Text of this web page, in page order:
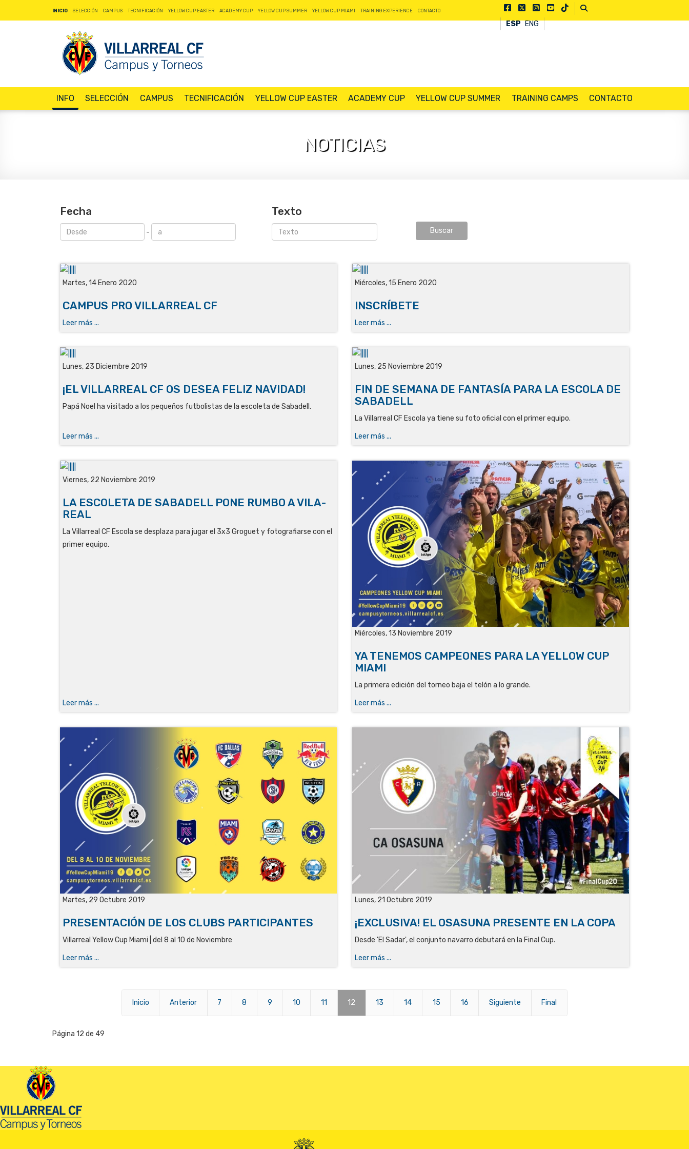
INICIO SELECCIÓN CAMPUS TECNIFICACIÓN YELLOW CUP EASTER ACADEMY CUP YELLOW CUP SUMMER YELLOW CUP MIAMI TRAINING EXPERIENCE CONTACTO
ESP ENG
INFO SELECCIÓN CAMPUS TECNIFICACIÓN YELLOW CUP EASTER ACADEMY CUP YELLOW CUP SUMMER TRAINING CAMPS CONTACTO
NOTICIAS
Fecha
-
Texto
Martes, 14 Enero 2020
CAMPUS PRO VILLARREAL CF
Leer más ...
Miércoles, 15 Enero 2020
INSCRÍBETE
Leer más ...
Lunes, 23 Diciembre 2019
¡EL VILLARREAL CF OS DESEA FELIZ NAVIDAD!
Papá Noel ha visitado a los pequeños futbolistas de la escoleta de Sabadell.
Leer más ...
Lunes, 25 Noviembre 2019
FIN DE SEMANA DE FANTASÍA PARA LA ESCOLA DE
SABADELL
La Villarreal CF Escola ya tiene su foto oficial con el primer equipo.
Leer más ...
Viernes, 22 Noviembre 2019
LA ESCOLETA DE SABADELL PONE RUMBO A VILA-
REAL
La Villarreal CF Escola se desplaza para jugar el 3x3 Groguet y fotografiarse con el
primer equipo.
Leer más ...
Miércoles, 13 Noviembre 2019
YA TENEMOS CAMPEONES PARA LA YELLOW CUP
MIAMI
La primera edición del torneo baja el telón a lo grande.
Leer más ...
Martes, 29 Octubre 2019
PRESENTACIÓN DE LOS CLUBS PARTICIPANTES
Villarreal Yellow Cup Miami | del 8 al 10 de Noviembre
Leer más ...
Lunes, 21 Octubre 2019
¡EXCLUSIVA! EL OSASUNA PRESENTE EN LA COPA
Desde 'El Sadar', el conjunto navarro debutará en la Final Cup.
Leer más ...
Inicio Anterior 7 8 9 10 11 12 13 14 15 16 Siguiente Final
Página 12 de 49